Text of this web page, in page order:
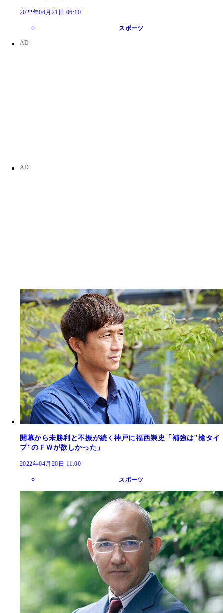
2022年04月21日 06:10
スポーツ
開幕から未勝利と不振が続く神戸に福西崇史「補強は"槍タイ
プ"のＦＷが欲しかった」
2022年04月20日 11:00
スポーツ